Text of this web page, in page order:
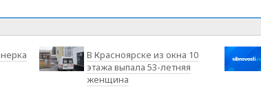
В Красноярске из окна 10
этажа выпала 53-летняя
женщина